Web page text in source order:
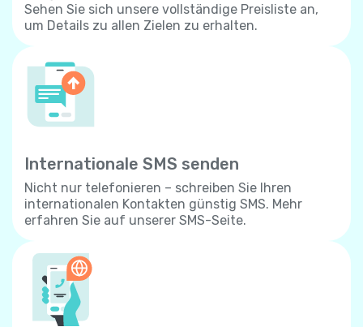
Sehen Sie sich unsere vollständige Preisliste an,
um Details zu allen Zielen zu erhalten.
Internationale SMS senden
Nicht nur telefonieren – schreiben Sie Ihren
internationalen Kontakten günstig SMS. Mehr
erfahren Sie auf unserer SMS-Seite.